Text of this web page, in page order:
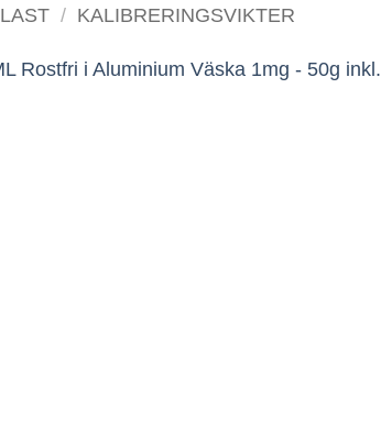
/ KALIBRERINGSVIKTER